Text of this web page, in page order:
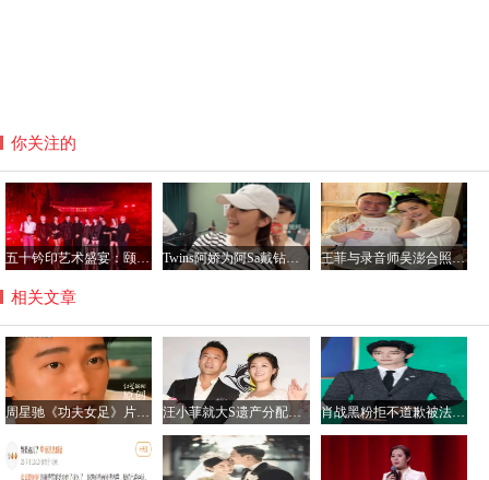
你关注的
五十钤印艺术盛宴：颐和园星光璀璨，群星共铸艺术新篇章 Twins阿娇为阿Sa戴钻石项链，阿Sa宣布结婚感情稳定 王菲与录音师吴澎合照曝光，56岁状态惊艳引热议
相关文章
周星驰《功夫女足》片方否认C罗姆巴佩参演：网友创意纯属虚构 汪小菲就大S遗产分配发声 强调未让S妈搬家且不售台北信义豪宅 肖战黑粉拒不道歉被法院强制执行 侵权判决生效后仍不履行